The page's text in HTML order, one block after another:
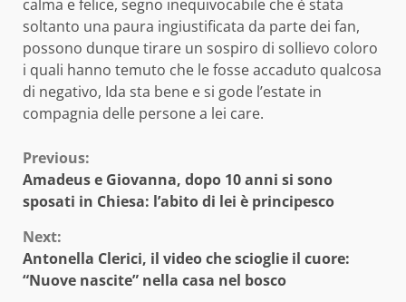
calma e felice, segno inequivocabile che è stata
soltanto una paura ingiustificata da parte dei fan,
possono dunque tirare un sospiro di sollievo coloro
i quali hanno temuto che le fosse accaduto qualcosa
di negativo, Ida sta bene e si gode l’estate in
compagnia delle persone a lei care.
Continue
Reading
Previous:
Amadeus e Giovanna, dopo 10 anni si sono
sposati in Chiesa: l’abito di lei è principesco
Next:
Antonella Clerici, il video che scioglie il cuore:
“Nuove nascite” nella casa nel bosco